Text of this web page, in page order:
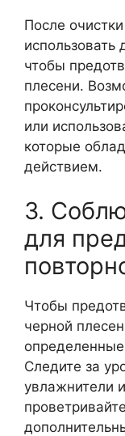
После
чтобы
плесени.
или
которые
действием.
3.
для
Чтобы
черной
Следите за
увлажнители